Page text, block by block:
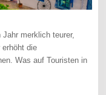
merklich teurer,
die
Was auf Touristen in